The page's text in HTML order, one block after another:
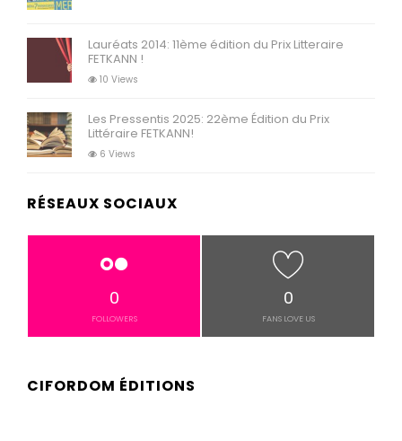
Lauréats 2014: 11ème édition du Prix Litteraire
FETKANN !
10 Views
Les Pressentis 2025: 22ème Édition du Prix
Littéraire FETKANN!
6 Views
RÉSEAUX SOCIAUX
0
FOLLOWERS
0
FANS LOVE US
CIFORDOM ÉDITIONS